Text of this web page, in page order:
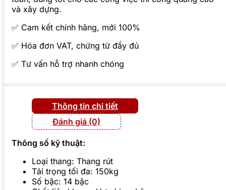
và xây dựng.
✅ Cam kết chính hãng, mới 100%
✅ Hóa đơn VAT, chứng từ đầy đủ
✅ Tư vấn hỗ trợ nhanh chóng
Thông tin chi tiết
Đánh giá (0)
Thông số kỹ thuật:
Loại thang: Thang rút
Tải trọng tối đa: 150kg
Số bậc: 14 bậc